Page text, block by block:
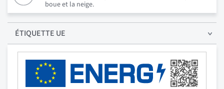
boue et la neige.
ÉTIQUETTE UE